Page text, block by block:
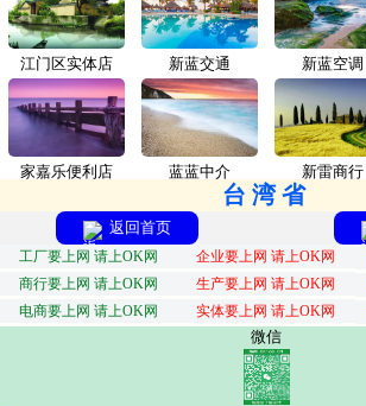
江门区实体店 新蓝交通
家嘉乐便利店 蓝蓝中介
新蓝空调
新雷商行
台湾省
返回首页
工厂要上网 请上OK网 企业要上网 请上OK网
商行要上网 请上OK网
生产要上网 请上OK网
电商要上网 请上OK网
实体要上网 请上OK网
微信